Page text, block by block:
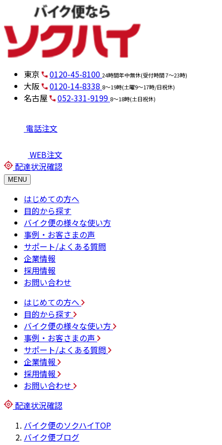
東京 0120-45-8100 24時間年中無休(受付時間 7～23時)
大阪 0120-14-8338 8～19時(土曜9～17時/日祝休)
名古屋 052-331-9199 8～18時(土日祝休)
電話注文
WEB注文
配達状況確認
MENU
はじめての方へ
目的から探す
バイク便の様々な使い方
事例・お客さまの声
サポート/よくある質問
企業情報
採用情報
お問い合わせ
はじめての方へ
目的から探す
バイク便の様々な使い方
事例・お客さまの声
サポート/よくある質問
企業情報
採用情報
お問い合わせ
配達状況確認
バイク便のソクハイTOP
バイク便ブログ